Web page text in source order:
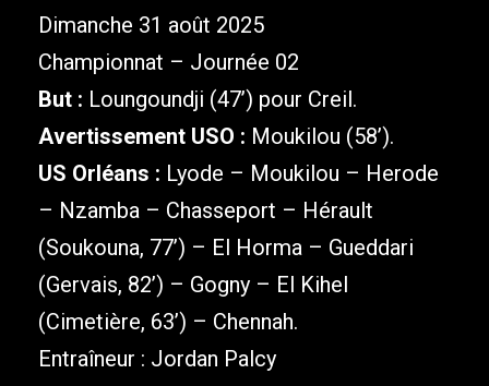
Dimanche 31 août 2025
Championnat – Journée 02
But : Loungoundji (47’) pour Creil.
Avertissement USO : Moukilou (58’).
US Orléans : Lyode – Moukilou – Herode
– Nzamba – Chasseport – Hérault
(Soukouna, 77’) – El Horma – Gueddari
(Gervais, 82’) – Gogny – El Kihel
(Cimetière, 63’) – Chennah.
Entraîneur : Jordan Palcy